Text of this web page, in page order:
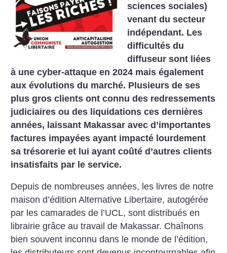
sciences sociales)
venant du secteur
indépendant. Les
difficultés du
diffuseur sont liées
à une cyber-attaque en 2024 mais également
aux évolutions du marché. Plusieurs de ses
plus gros clients ont connu des redressements
judiciaires ou des liquidations ces dernières
années, laissant Makassar avec d’importantes
factures impayées ayant impacté lourdement
sa trésorerie et lui ayant coûté d’autres clients
insatisfaits par le service.
Depuis de nombreuses années, les livres de notre
maison d’édition Alternative Libertaire, autogérée
par les camarades de l’UCL, sont distribués en
librairie grâce au travail de Makassar. Chaînons
bien souvent inconnu dans le monde de l’édition,